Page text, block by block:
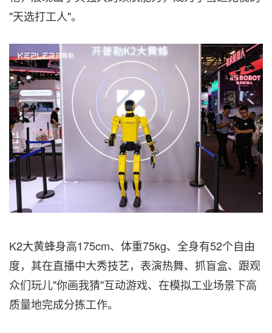
"天选打工人"。
K2大黄蜂身高175cm、体重75kg、全身有52个自由
度，其在直播中大秀技艺，表演热舞、抓盲盒、跟观
众们玩儿"你画我猜"互动游戏、在模拟工业场景下高
质量地完成分拣工作。